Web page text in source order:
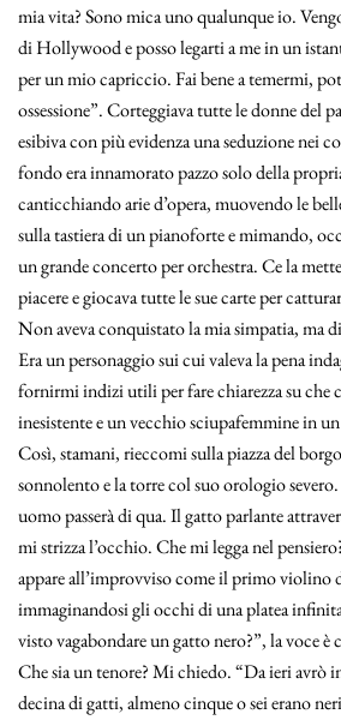
mia vita? Sono mica uno qualunque io.
di Hollywood e posso legarti a me in un
per un mio capriccio. Fai bene a temermi,
ossessione”. Corteggiava tutte le donne del
esibiva con più evidenza una seduzione nei
fondo era innamorato pazzo solo della
canticchiando arie d’opera, muovendo le
sulla tastiera di un pianoforte e mimando,
un grande concerto per orchestra. Ce la
piacere e giocava tutte le sue carte per
Non aveva conquistato la mia simpatia, ma
Era un personaggio sui cui valeva la pena
fornirmi indizi utili per fare chiarezza su che
inesistente e un vecchio sciupafemmine in
Così, stamani, rieccomi sulla piazza del
sonnolento e la torre col suo orologio
uomo passerà di qua. Il gatto parlante
mi strizza l’occhio. Che mi legga nel
appare all’improvviso come il primo violino
immaginandosi gli occhi di una platea infinita
visto vagabondare un gatto nero?”, la voce
Che sia un tenore? Mi chiedo. “Da ieri avrò
decina di gatti, almeno cinque o sei erano